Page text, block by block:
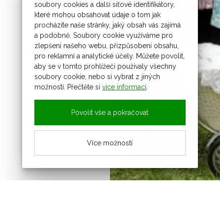
soubory cookies a další síťové identifikátory,
které mohou obsahovat údaje o tom jak
procházíte naše stránky, jaký obsah vás zajímá
a podobně. Soubory cookie využíváme pro
zlepšení našeho webu, přizpůsobení obsahu,
pro reklamní a analytické účely. Můžete povolit,
aby se v tomto prohlížeči používaly všechny
soubory cookie, nebo si vybrat z jiných
možností. Přečtěte si více informací.
Povolit vše a pokračovat
Více možností